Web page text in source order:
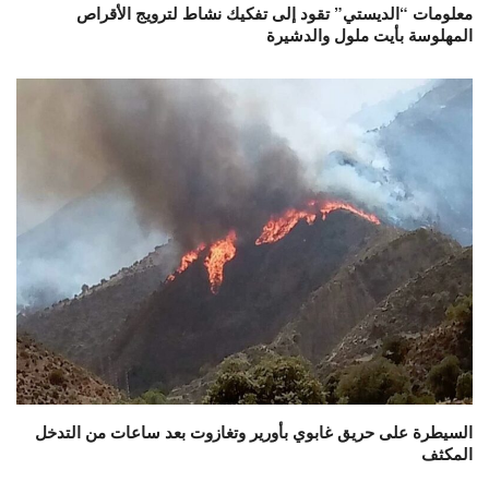
معلومات “الديستي” تقود إلى تفكيك نشاط لترويج الأقراص
المهلوسة بأيت ملول والدشيرة
السيطرة على حريق غابوي بأورير وتغازوت بعد ساعات من التدخل
المكثف